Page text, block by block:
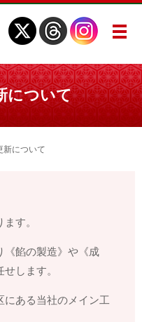
メ
について
新について
す。
《餡の製造》や《成
します。
ある当社のメイン工